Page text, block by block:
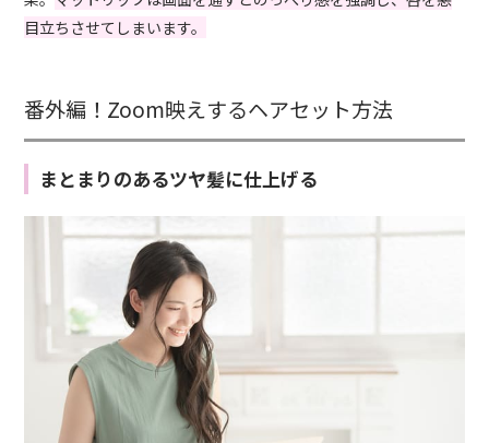
目立ちさせてしまいます。
番外編！Zoom映えするヘアセット方法
まとまりのあるツヤ髪に仕上げる